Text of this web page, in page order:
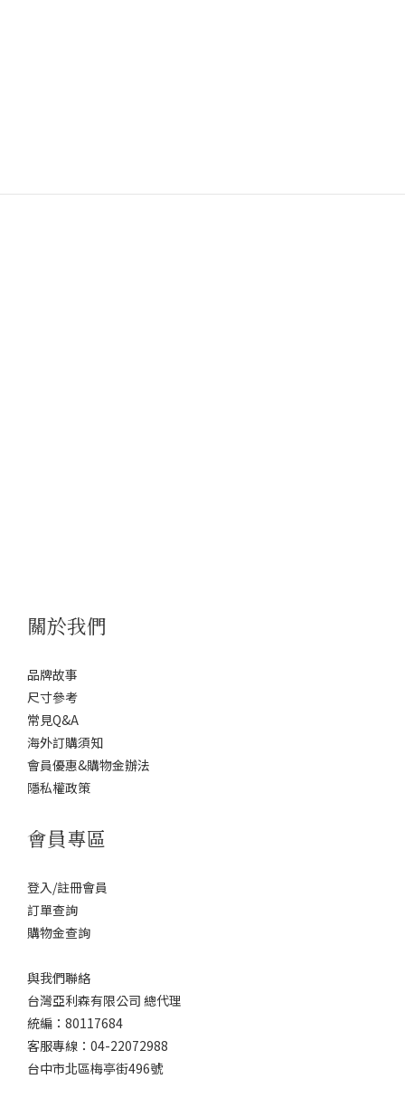
關於我們
品牌故事
尺寸參考
常見Q&A
海外訂購須知
會員優惠&購物金辦法
隱私權政策
會員專區
登入/註冊會員
訂單查詢
購物金查詢
與我們聯絡
台灣亞利森有限公司 總代理
統編：80117684
客服專線：04-22072988
台中市北區梅亭街496號